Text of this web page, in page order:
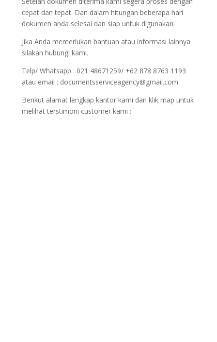
cepat dan tepat. Dan dalam hitungan beberapa hari
dokumen anda selesai dan siap untuk digunakan.
Jika Anda memerlukan bantuan atau informasi lainnya
silakan hubungi kami.
Telp/ Whatsapp : 021 48671259/ +62 878 8763 1193
atau email : documentsserviceagency@gmail.com
Berikut alamat lengkap kantor kami dan klik map untuk
melihat terstimoni customer kami :